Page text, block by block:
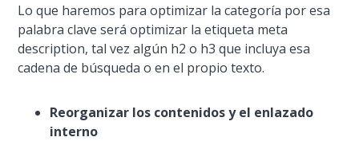
Lo que haremos para optimizar la categorí­a por esa
palabra clave será optimizar la etiqueta meta
description, tal vez algún h2 o h3 que incluya esa
cadena de búsqueda o en el propio texto.
Reorganizar los contenidos y el enlazado
interno